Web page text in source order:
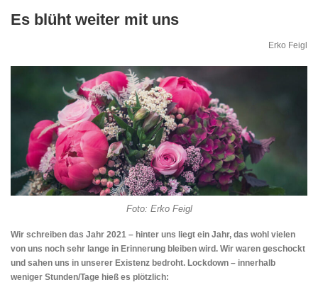
Es blüht weiter mit uns
Erko Feigl
Foto: Erko Feigl
Wir schreiben das Jahr 2021 – hinter uns liegt ein Jahr, das wohl vielen
von uns noch sehr lange in Erinnerung bleiben wird. Wir waren geschockt
und sahen uns in unserer Existenz bedroht. Lockdown – innerhalb
weniger Stunden/Tage hieß es plötzlich: